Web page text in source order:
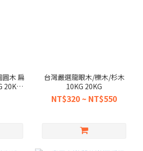
木 扁
20KG
煙 方方木 橡木
台灣嚴選龍眼木/櫟木/杉木
10KG 20KG
NT$320 ~ NT$550